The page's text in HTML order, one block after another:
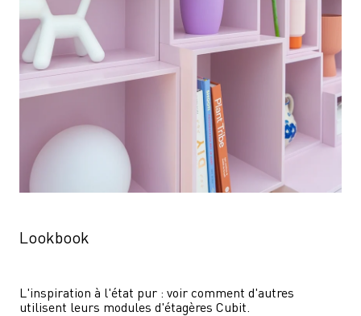
Lookbook
L'inspiration à l'état pur : voir comment d'autres
utilisent leurs modules d'étagères Cubit.